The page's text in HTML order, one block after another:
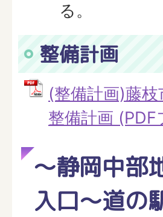
る。
整備計画
(整備計画)藤
整備計画
～静岡中部
入口～道の